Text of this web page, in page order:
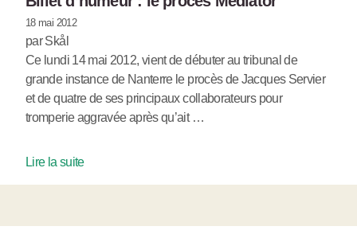
18 mai 2012
par Skål
Ce lundi 14 mai 2012, vient de débuter au tribunal de
grande instance de Nanterre le procès de Jacques Servier
et de quatre de ses principaux collaborateurs pour
tromperie aggravée après qu’ait …
Lire la suite